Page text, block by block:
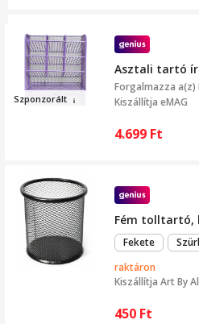
Szponzorált
Asztali tartó
Forgalmazza a(z)
Kiszállítja eMAG
4.699 Ft
Fém tolltartó,
Fekete
raktáron
Kiszállítja Art By
450 Ft